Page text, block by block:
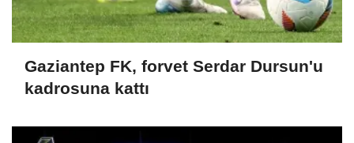
Gaziantep FK, forvet Serdar Dursun'u
kadrosuna kattı